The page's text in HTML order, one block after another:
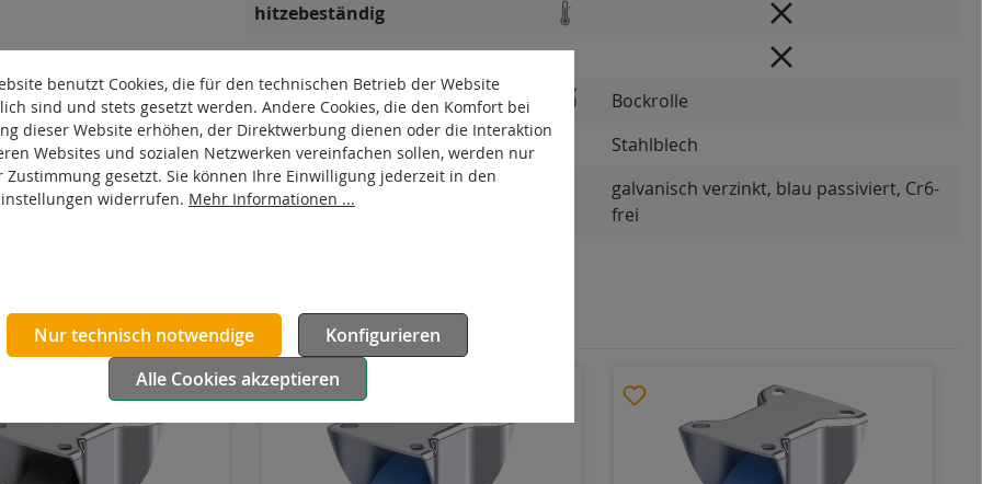
hitzebeständig
autoklaventauglich
Produkttyp
Bockrolle
Material Gehäuse
Stahlblech
Oberfläche Gehäuse
galvanisch verzinkt, blau passiviert, Cr6-
frei
benutzt Cookies, die für den technischen Betrieb der Website
sind und stets gesetzt werden. Andere Cookies, die den Komfort bei
dieser Website erhöhen, der Direktwerbung dienen oder die Interaktion
Websites und sozialen Netzwerken vereinfachen sollen, werden nur
Zustimmung gesetzt. Sie können Ihre Einwilligung jederzeit in den
widerrufen. Mehr Informationen ...
Nur technisch notwendige
Konfigurieren
Alle Cookies akzeptieren